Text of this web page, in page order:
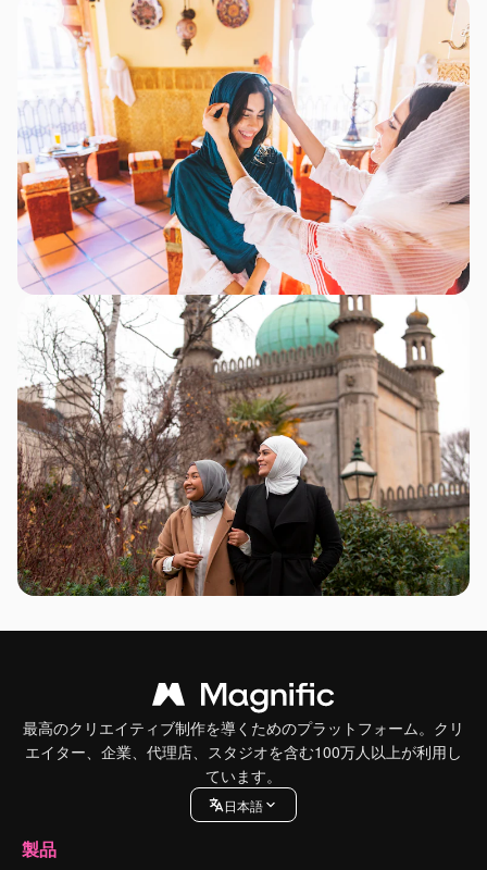
最高のクリエイティブ制作を導くためのプラットフォーム。クリ
エイター、企業、代理店、スタジオを含む100万人以上が利用し
ています。
日本語
製品